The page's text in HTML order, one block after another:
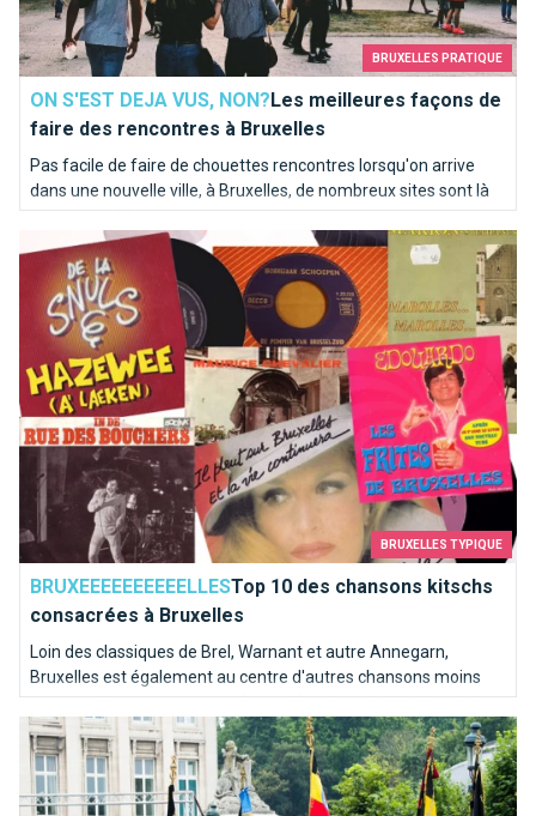
BRUXELLES PRATIQUE
ON S'EST DEJA VUS, NON? Les meilleures façons de
faire des rencontres à Bruxelles
Pas facile de faire de chouettes rencontres lorsqu'on arrive
dans une nouvelle ville, à Bruxelles, de nombreux sites sont là
pour vous aider.
BRUXELLES TYPIQUE
BRUXEEEEEEEEEELLESTop 10 des chansons kitschs
consacrées à Bruxelles
Loin des classiques de Brel, Warnant et autre Annegarn,
Bruxelles est également au centre d'autres chansons moins
connues. Nous avons poussé une pièce dans le juke-box de la
capitale de l'Europe pour en sortir les mélodies les plus kitschs.
Top 10 des chansons kitschs consacrées à Bruxelles
Comment bien fêter la fête nationale?